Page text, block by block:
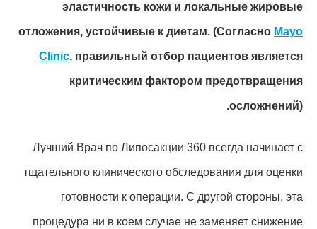
эластичность кожи и локальные жировые
отложения, устойчивые к диетам. (Согласно Mayo
Clinic, правильный отбор пациентов является
критическим фактором предотвращения
осложнений).
Лучший Врач по Липосакции 360 всегда начинает с
тщательного клинического обследования для оценки
готовности к операции. С другой стороны, эта
процедура ни в коем случае не заменяет снижение